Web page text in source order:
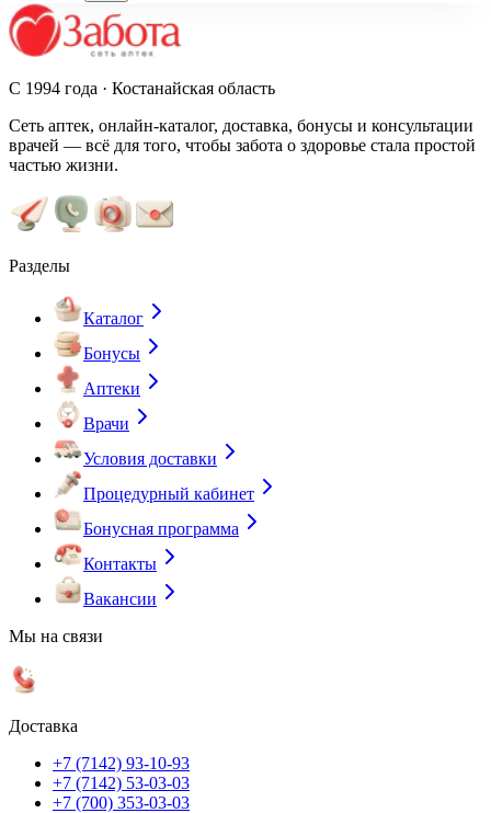
С 1994 года · Костанайская область
Сеть аптек, онлайн-каталог, доставка, бонусы и консультации
врачей — всё для того, чтобы забота о здоровье стала простой
частью жизни.
Разделы
Каталог
Бонусы
Аптеки
Врачи
Условия доставки
Процедурный кабинет
Бонусная программа
Контакты
Вакансии
Мы на связи
Доставка
+7 (7142) 93-10-93
+7 (7142) 53-03-03
+7 (700) 353-03-03